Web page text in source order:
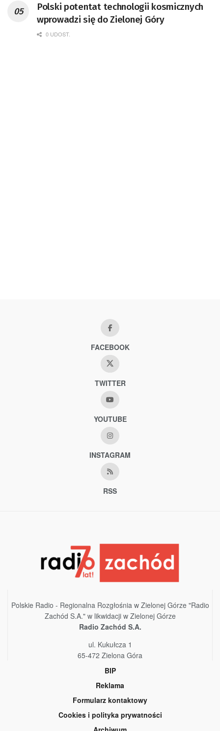
Badań Kosmicznych i Satelitarnych PAN.
Polski potentat technologii kosmicznych
wprowadzi się do Zielonej Góry
0 UDOST.
FACEBOOK
TWITTER
YOUTUBE
INSTAGRAM
RSS
Polskie Radio - Regionalna Rozgłośnia w Zielonej Górze "Radio
Zachód S.A." w likwidacji w Zielonej Górze
Radio Zachód S.A.
ul. Kukułcza 1
65-472 Zielona Góra
BIP
Reklama
Formularz kontaktowy
Cookies i polityka prywatności